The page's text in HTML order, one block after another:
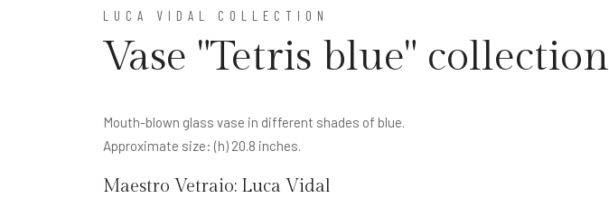
LUCA VIDAL COLLECTION
Vase "Tetris blue" collection
Mouth-blown glass vase in different shades of blue.
Approximate size: (h) 20.8 inches.
Maestro Vetraio: Luca Vidal